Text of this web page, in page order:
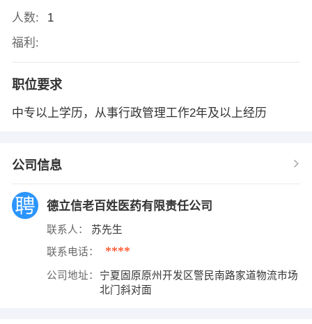
人数:
1
福利:
职位要求
中专以上学历，从事行政管理工作2年及以上经历
公司信息
德立信老百姓医药有限责任公司
联系人： 苏先生
联系电话： ****
公司地址：
宁夏固原原州开发区警民南路家道物流市场
北门斜对面